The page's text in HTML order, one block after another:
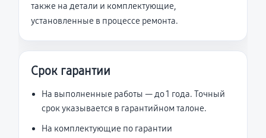
также на детали и комплектующие,
установленные в процессе ремонта.
Срок гарантии
На выполненные работы — до 1 года. Точный
срок указывается в гарантийном талоне.
На комплектующие по гарантии